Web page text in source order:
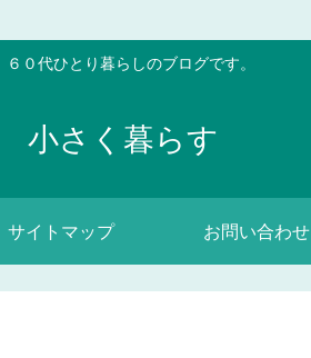
０代ひとり暮らしのブログです。
小さく暮らす
サイトマップ お問い合わせ